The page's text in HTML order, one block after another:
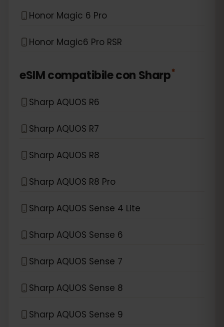
Honor Magic 6 Pro
Honor Magic6 Pro RSR
eSIM compatibile con Sharp*
Sharp AQUOS R6
Sharp AQUOS R7
Sharp AQUOS R8
Sharp AQUOS R8 Pro
Sharp AQUOS Sense 4 Lite
Sharp AQUOS Sense 6
Sharp AQUOS Sense 7
Sharp AQUOS Sense 8
Sharp AQUOS Sense 9